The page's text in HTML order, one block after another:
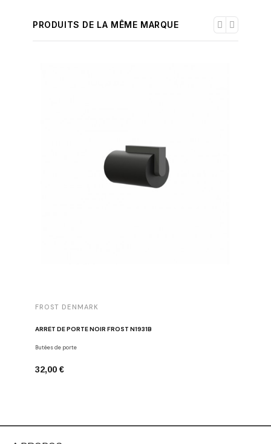
PRODUITS DE LA MÊME MARQUE
FROST DENMARK
ARRÊT DE PORTE NOIR FROST N1931B
Butées de porte
32,00 €